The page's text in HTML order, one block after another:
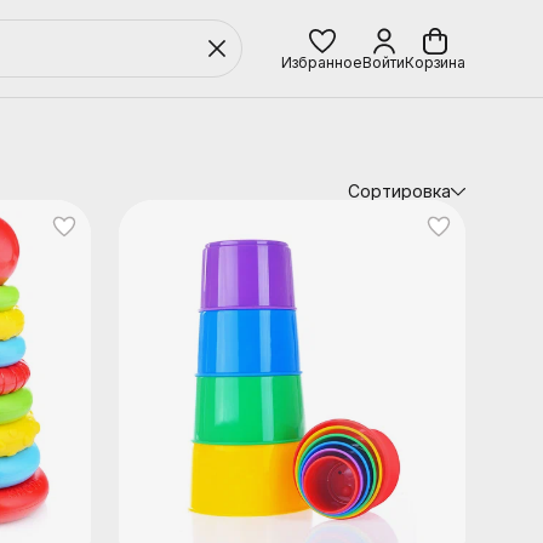
ИзбранноеВойтиКорзина
Сортировка